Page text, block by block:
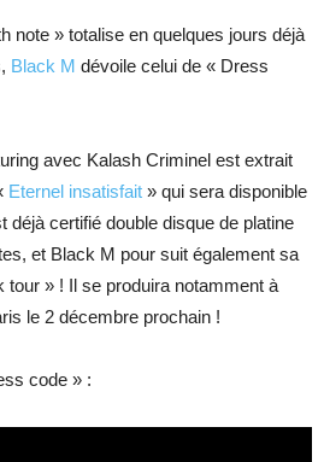
note » totalise en quelques jours déjà
Black M dévoile celui de « Dress
avec Kalash Criminel est extrait
Eternel insatisfait » qui sera disponible
déjà certifié double disque de platine
et Black M pour suit également sa
tour » ! Il se produira notamment à
le 2 décembre prochain !
code » :